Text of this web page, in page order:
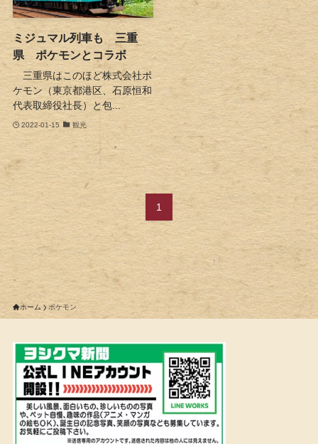
ミジュマル列車も 三重
県 ポケモンとコラボ
三重県はこのほど株式会社ポ
ケモン（東京都港区、石原恒和
代表取締役社長）と包...
2022-01-15 観光
1
ホーム ポケモン